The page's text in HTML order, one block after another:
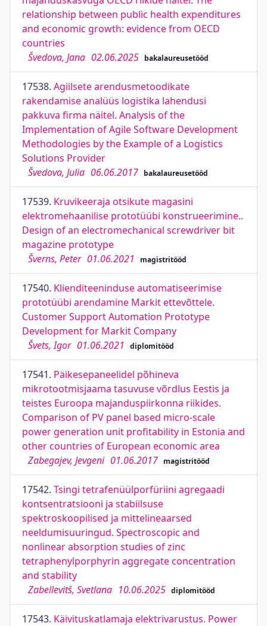
relationship between public health expenditures
and economic growth: evidence from OECD
countries
Švedova, Jana 02.06.2025 bakalaureusetööd
17538. Agiilsete arendusmetoodikate
rakendamise analüüs logistika lahendusi
pakkuva firma näitel. Analysis of the
Implementation of Agile Software Development
Methodologies by the Example of a Logistics
Solutions Provider
Švedova, Julia 06.06.2017 bakalaureusetööd
17539. Kruvikeeraja otsikute magasini
elektromehaanilise prototüübi konstrueerimine..
Design of an electromechanical screwdriver bit
magazine prototype
Šverns, Peter 01.06.2021 magistritööd
17540. Klienditeeninduse automatiseerimise
prototüübi arendamine Markit ettevõttele.
Customer Support Automation Prototype
Development for Markit Company
Švets, Igor 01.06.2021 diplomitööd
17541. Päikesepaneelidel põhineva
mikrotootmisjaama tasuvuse võrdlus Eestis ja
teistes Euroopa majanduspiirkonna riikides.
Comparison of PV panel based micro-scale
power generation unit profitability in Estonia and
other countries of European economic area
Zabegajev, Jevgeni 01.06.2017 magistritööd
17542. Tsingi tetrafenüülporfüriini agregaadi
kontsentratsiooni ja stabiilsuse
spektroskoopilised ja mittelineaarsed
neeldumisuuringud. Spectroscopic and
nonlinear absorption studies of zinc
tetraphenylporphyrin aggregate concentration
and stability
Zabellevitš, Svetlana 10.06.2025 diplomitööd
17543. Käivituskatlamaja elektrivarustus. Power